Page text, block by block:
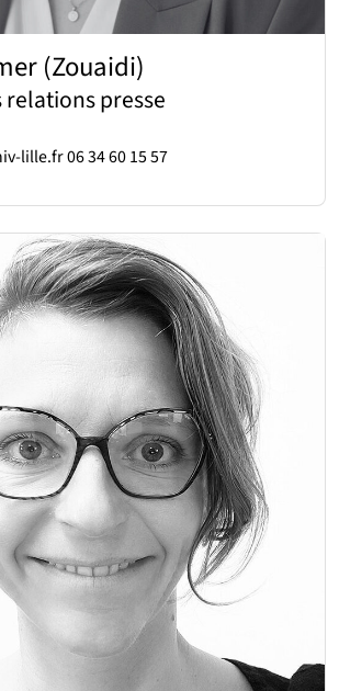
(Zouaidi)
relations presse
lille.fr 06 34 60 15 57